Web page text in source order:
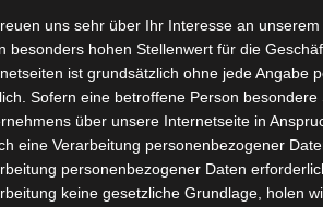
einen illuminierten Festsaal, in dem
Stelzenfiguren und Musikzüge
Familie. Mit dabei sind der
Spielmannszug der Südstädter
werden. Der Einlass erfolgt
das Prinzentor sowie das
uns sehr über Ihr Interesse an
besonders hohen Stellenwert für die
ist grundsätzlich ohne jede Angabe
Sofern eine betroffene Person besondere
über unsere Internetseite in
eine Verarbeitung personenbezogener
personenbezogener Daten
keine gesetzliche Grundlage, holen